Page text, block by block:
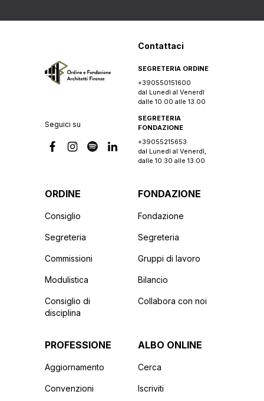
Seguici su
Contattaci
SEGRETERIA ORDINE
+390550151600
dal Lunedì al Venerdì
dalle 10.00 alle 13.00
SEGRETERIA
FONDAZIONE
+39055215653
dal Lunedì al Venerdì,
dalle 10.30 alle 13.00
ORDINE
Consiglio
Segreteria
Commissioni
Modulistica
Consiglio di
disciplina
FONDAZIONE
Fondazione
Segreteria
Gruppi di lavoro
Bilancio
Collabora con noi
PROFESSIONE
Aggiornamento
Convenzioni
ALBO ONLINE
Cerca
Iscriviti